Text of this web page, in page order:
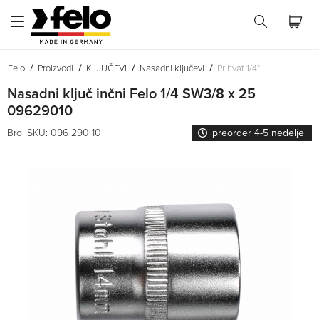
Felo Proizvodi KLJUČEVI Nasadni ključevi Prihvat 1/4"
Nasadni ključ inčni Felo 1/4 SW3/8 x 25
09629010
Broj SKU: 096 290 10 preorder 4-5 nedelje